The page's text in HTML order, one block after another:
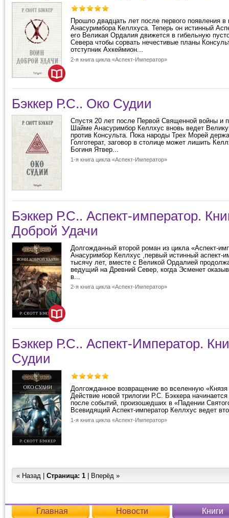
Прошло двадцать лет после первого появления в
Анасуримбора Келлхуса. Теперь он истинный
его Великая Ордалия движется в гибельную
Севера чтобы сорвать нечестивые планы
отступник Ахкеймион...
2-я книга цикла «Аспект-Император»
Бэккер Р.С.. Око Судии
Спустя 20 лет после Первой Священной войны и
Шайме Анасуримбор Келлхус вновь ведет
против Консульта. Пока народы Трех Морей
Голготерат, заговор в столице может лишить
Богиня Ятвер...
1-я книга цикла «Аспект-Император»
Бэккер Р.С.. Аспект-император.
Доброй Удачи
Долгожданный второй роман из цикла «Аспект-
Анасуримбор Келлхус ,первый истинный аспект-
тысячу лет, вместе с Великой Ордалией
ведущий на Древний Север, когда Эсменет
в...
2-я книга цикла «Аспект-Император»
Бэккер Р.С.. Аспект-Император.
Судии
Долгожданное возвращение во вселенную «Князя
Действие новой трилогии Р.С. Бэккера
после событий, произошедших в «Падении
Всевидящий Аспект-император Келлхус ведет
1-я книга цикла «Аспект-Император»
« Назад | Страница: 1 | Вперёд »
Главная Новости Книги